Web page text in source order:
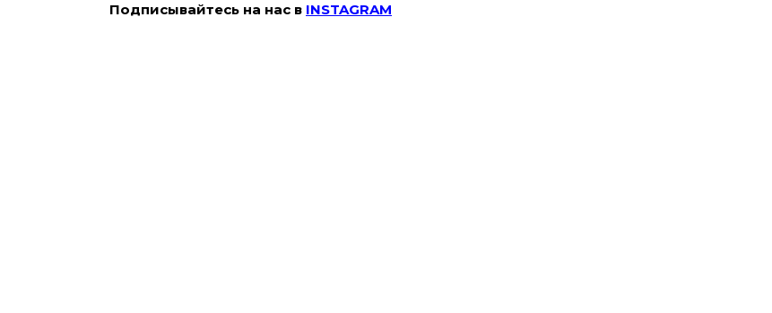
Подписывайтесь на наc в INSTAGRAM